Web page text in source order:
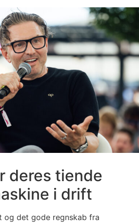
deres tiende
i drift
og det gode regnskab fra